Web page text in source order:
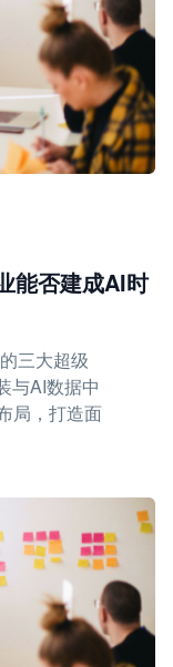
能否建成AI时
三大超级
与AI数据中
局，打造面